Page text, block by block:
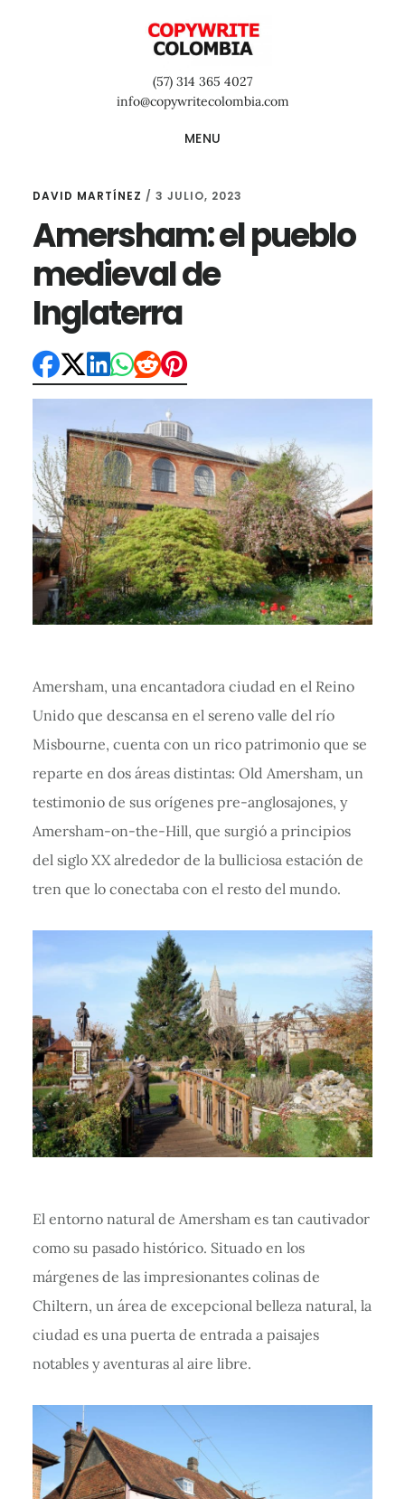
(57) 314 365 4027
info@copywritecolombia.com
MENU
DAVID MARTÍNEZ / 3 JULIO, 2023
Amersham: el pueblo
medieval de
Inglaterra
Amersham, una encantadora ciudad en el Reino
Unido que descansa en el sereno valle del río
Misbourne, cuenta con un rico patrimonio que se
reparte en dos áreas distintas: Old Amersham, un
testimonio de sus orígenes pre-anglosajones, y
Amersham-on-the-Hill, que surgió a principios
del siglo XX alrededor de la bulliciosa estación de
tren que lo conectaba con el resto del mundo.
El entorno natural de Amersham es tan cautivador
como su pasado histórico. Situado en los
márgenes de las impresionantes colinas de
Chiltern, un área de excepcional belleza natural, la
ciudad es una puerta de entrada a paisajes
notables y aventuras al aire libre.